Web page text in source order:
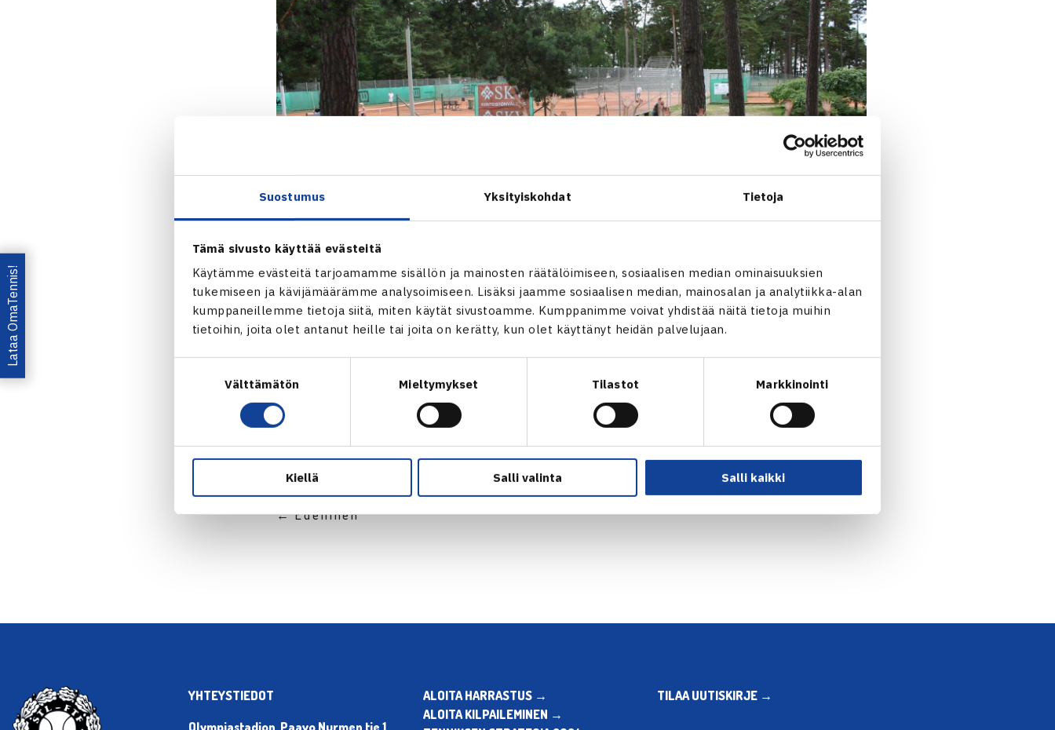
Suostumus Yksityiskohdat Tietoja
Tämä sivusto käyttää evästeitä
Käytämme evästeitä tarjoamamme sisällön ja mainosten räätälöimiseen, sosiaalisen median ominaisuuksien
tukemiseen ja kävijämäärämme analysoimiseen. Lisäksi jaamme sosiaalisen median, mainosalan ja analytiikka-alan
kumppaneillemme tietoja siitä, miten käytät sivustoamme. Kumppanimme voivat yhdistää näitä tietoja muihin
tietoihin, joita olet antanut heille tai joita on kerätty, kun olet käyttänyt heidän palvelujaan.
Välttämätön Mieltymykset Tilastot Markkinointi
Kiellä Salli valinta Salli kaikki
← Edellinen
Lataa OmaTennis!
YHTEYSTIEDOT
Olympiastadion, Paavo Nurmen tie 1,
ALOITA HARRASTUS →
ALOITA KILPAILEMINEN →
TILAA UUTISKIRJE →